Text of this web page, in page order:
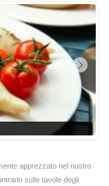
apprezzato nel nostro
sulle tavole degli